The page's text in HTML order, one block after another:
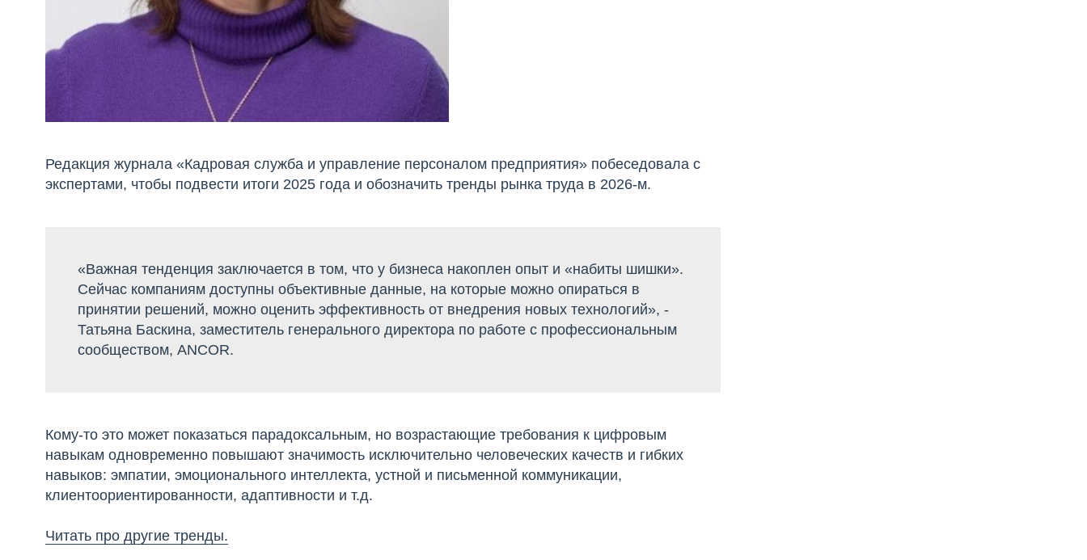
Редакция журнала «Кадровая служба и управление персоналом предприятия» побеседовала с
экспертами, чтобы подвести итоги 2025 года и обозначить тренды рынка труда в 2026-м.
«Важная тенденция заключается в том, что у бизнеса накоплен опыт и «набиты шишки».
Сейчас компаниям доступны объективные данные, на которые можно опираться в
принятии решений, можно оценить эффективность от внедрения новых технологий», -
Татьяна Баскина, заместитель генерального директора по работе с профессиональным
сообществом, ANCOR.
Кому-то это может показаться парадоксальным, но возрастающие требования к цифровым
навыкам одновременно повышают значимость исключительно человеческих качеств и гибких
навыков: эмпатии, эмоционального интеллекта, устной и письменной коммуникации,
клиентоориентированности, адаптивности и т.д.
Читать про другие тренды.